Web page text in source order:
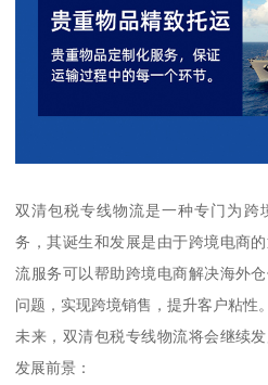
双清包税专线物流是一种专门为跨
务，其诞生和发展是由于跨境电商
流服务可以帮助跨境电商解决海外
问题，实现跨境销售，提升客户粘性。
未来，双清包税专线物流将会继续
发展前景：